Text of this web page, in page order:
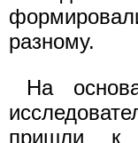
разному.
На
пришли